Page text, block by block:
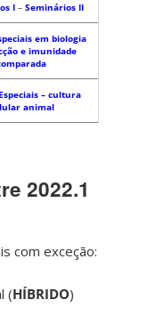
I –Seminários II
em biologia
e imunidade
– cultura
animal
2022.1
com exceção:
(HÍBRIDO)